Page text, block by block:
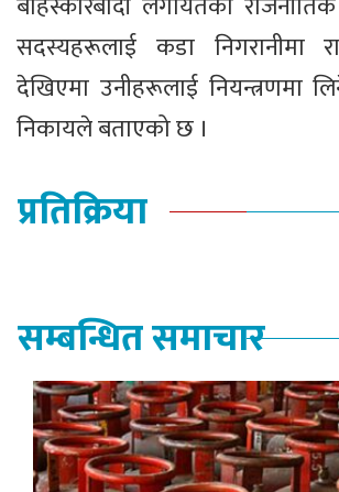
सदस्यहरूलाई कडा निगरानीमा
देखिएमा उनीहरूलाई नियन्त्रणमा
निकायले बताएको छ ।
प्रतिक्रिया
सम्बन्धित समाचार